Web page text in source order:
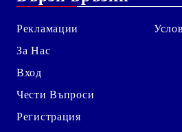
Рекламации
За Нас
Вход
Чести Въпроси
Регистрация